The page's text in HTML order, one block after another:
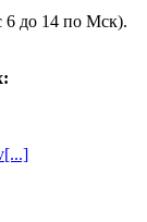
6 до 14 по Мск).